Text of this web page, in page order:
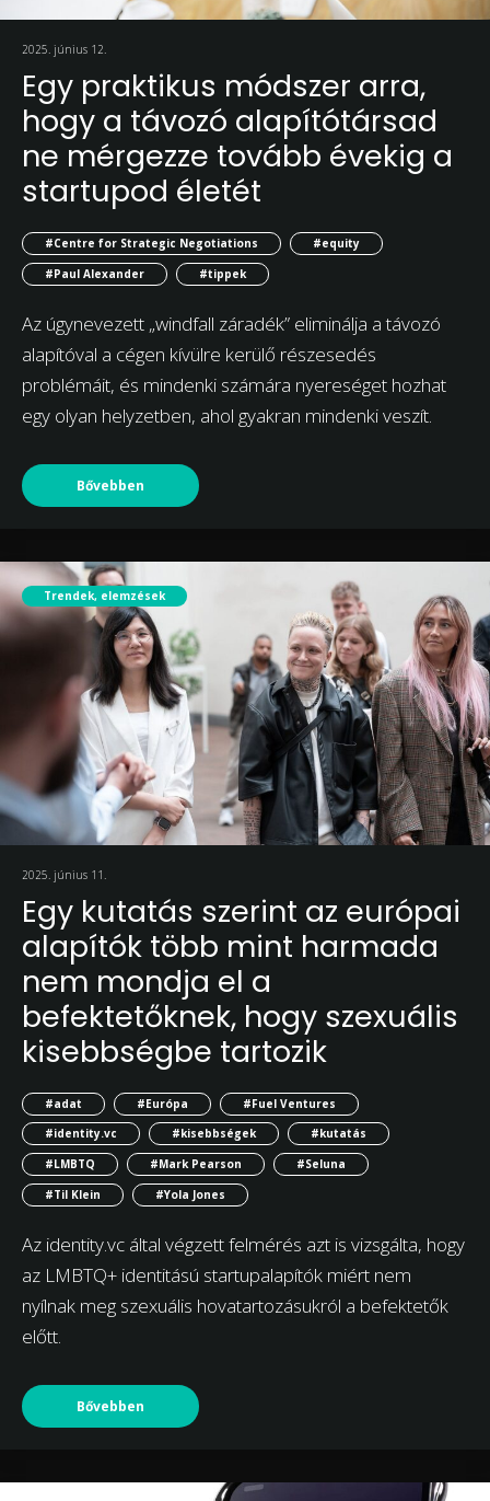
2025. június 12.
Egy praktikus módszer arra,
hogy a távozó alapítótársad
ne mérgezze tovább évekig a
startupod életét
#Centre for Strategic Negotiations
#equity
#Paul Alexander
#tippek
Az úgynevezett „windfall záradék” eliminálja a távozó
alapítóval a cégen kívülre kerülő részesedés
problémáit, és mindenki számára nyereséget hozhat
egy olyan helyzetben, ahol gyakran mindenki veszít.
Bővebben
Trendek, elemzések
2025. június 11.
Egy kutatás szerint az európai
alapítók több mint harmada
nem mondja el a
befektetőknek, hogy szexuális
kisebbségbe tartozik
#adat #Európa
#Fuel Ventures
#identity.vc
#kisebbségek
#kutatás
#LMBTQ
#Mark Pearson
#Seluna
#Til Klein
#Yola Jones
Az identity.vc által végzett felmérés azt is vizsgálta, hogy
az LMBTQ+ identitású startupalapítók miért nem
nyílnak meg szexuális hovatartozásukról a befektetők
előtt.
Bővebben